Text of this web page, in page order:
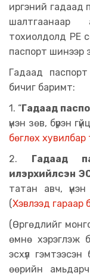
иргэний гадаад
шалтгаанаар
тохиолдолд PЕ
паспорт шинээр
Гадаад
бичиг баримт:
1. “Гадаад
үнэн зөв, бүрэн
бөглөх хувилбар
2. Гадаад
илэрхийлсэн
татан авч, үнэн
(Хэвлээд гараар
(Өргөдлийг
өмнө хэрэглэж
эсхүл
өөрийн